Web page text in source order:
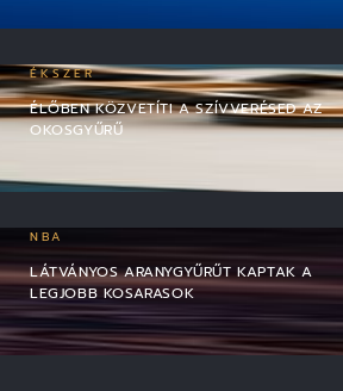
ÉKSZER
ÉLŐBEN KÖZVETÍTI A SZÍVVERÉSED AZ
OKOSGYŰRŰ
NBA
LÁTVÁNYOS ARANYGYŰRŰT KAPTAK A
LEGJOBB KOSARASOK